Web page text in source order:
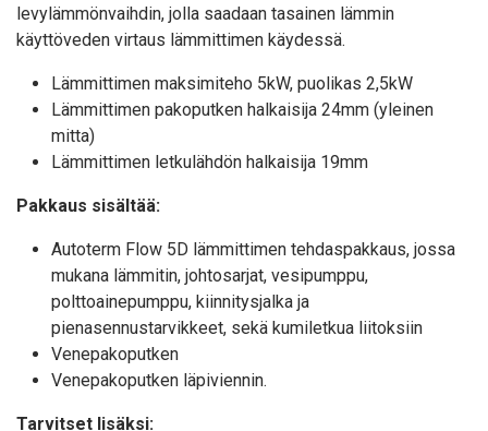
levylämmönvaihdin, jolla saadaan tasainen lämmin
käyttöveden virtaus lämmittimen käydessä.
Lämmittimen maksimiteho 5kW, puolikas 2,5kW
Lämmittimen pakoputken halkaisija 24mm (yleinen
mitta)
Lämmittimen letkulähdön halkaisija 19mm
Pakkaus sisältää:
Autoterm Flow 5D lämmittimen tehdaspakkaus, jossa
mukana lämmitin, johtosarjat, vesipumppu,
polttoainepumppu, kiinnitysjalka ja
pienasennustarvikkeet, sekä kumiletkua liitoksiin
Venepakoputken
Venepakoputken läpiviennin.
Tarvitset lisäksi: